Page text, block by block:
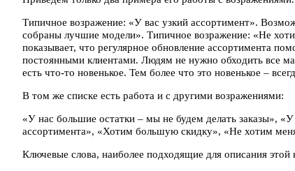
Типичное возражение: «У вас узкий ассортимент».
собраны лучшие модели». Типичное возражение: «Не
показывает, что регулярное обновление ассортимента
постоянными клиентами. Людям не нужно обходить все
есть что-то новенькое. Тем более что это новенькое –
В том же списке есть работа и с другими возражениями:
«У нас большие остатки – мы не будем делать заказы»,
ассортимента», «Хотим большую скидку», «Не хотим
Ключевые слова, наиболее подходящие для описания